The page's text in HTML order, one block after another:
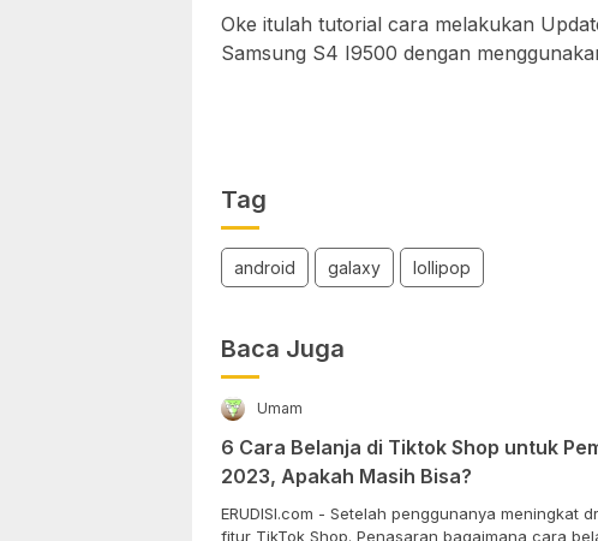
Oke itulah tutorial cara melakukan
Samsung S4 I9500 dengan
Tag
android galaxy lollipop
Baca Juga
Umam
6 Cara Belanja di Tiktok Shop untuk
2023, Apakah Masih Bisa?
ERUDISI.com - Setelah penggunanya meningkat
fitur TikTok Shop. Penasaran bagaimana cara